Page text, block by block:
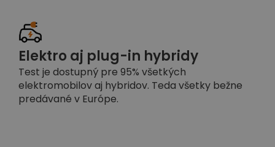
Elektro aj plug-in hybridy
Test je dostupný pre 95% všetkých
elektromobilov aj hybridov. Teda všetky bežne
predávané v Európe.